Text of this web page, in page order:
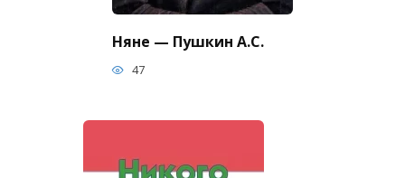
Няне — Пушкин А.С.
47